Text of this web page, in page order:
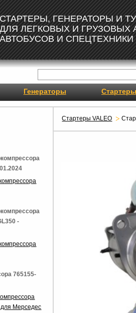
СТАРТЕРЫ, ГЕНЕРАТОРЫ И
ДЛЯ ЛЕГКОВЫХ И ГРУЗОВЫХ
АВТОБУСОВ И СПЕЦТЕХНИКИ
Генераторы Стартеры
Стартеры VALEO
-
765155-
Мерседес